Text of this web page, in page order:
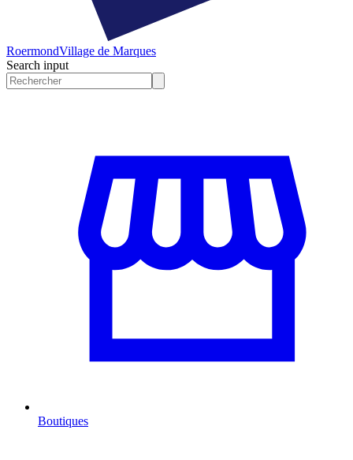
RoermondVillage de Marques
Search input
Boutiques